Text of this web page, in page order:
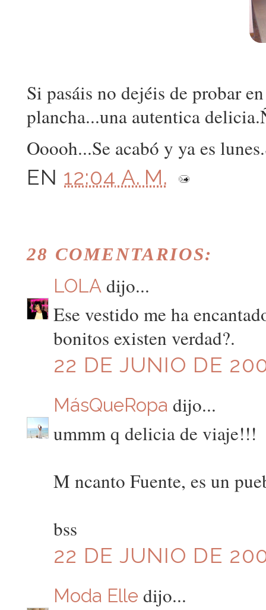
Si pasáis no dejéis de probar
plancha...una autentica
Ooooh...Se acabó y ya es
EN 12:04 A. M.
28 COMENTARIOS:
LOLAdijo...
Ese vestido me ha
bonitos existen verdad?.
22 DE JUNIO DE
MásQueRopa dijo...
ummm q delicia de viaje!!!
M ncanto Fuente, es un
bss
22 DE JUNIO DE
Moda Elle dijo...